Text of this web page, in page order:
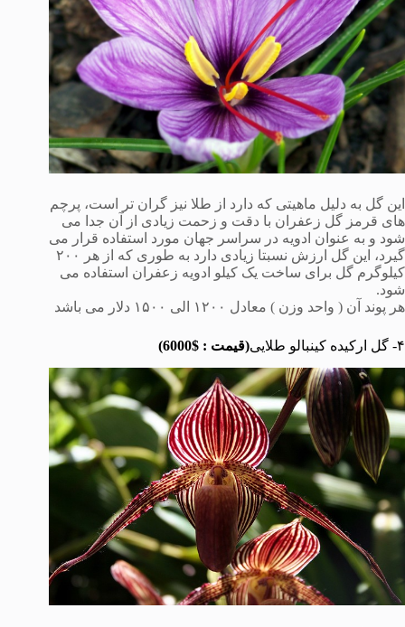
این گل به دلیل ماهیتی که دارد از طلا نیز گران تر است، پرچم
های قرمز گل زعفران با دقت و زحمت زیادی از آن جدا می
شود و به عنوان ادویه در سراسر جهان مورد استفاده قرار می
گیرد، این گل ارزش نسبتا زیادی دارد به طوری که از هر ۲۰۰
کیلوگرم گل برای ساخت یک کیلو ادویه زعفران استفاده می
شود.
هر پوند آن ( واحد وزن ) معادل ١٢٠٠ الی ١۵٠٠ دلار می باشد
۴- گل ارکیده کینبالو طلایی (قیمت : $6000)